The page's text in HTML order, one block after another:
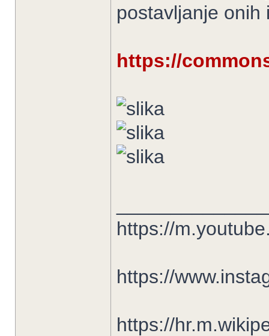
postavljanje onih
https://
https://
https://
https://